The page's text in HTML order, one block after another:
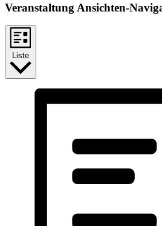
Veranstaltung Ansichten-
Liste